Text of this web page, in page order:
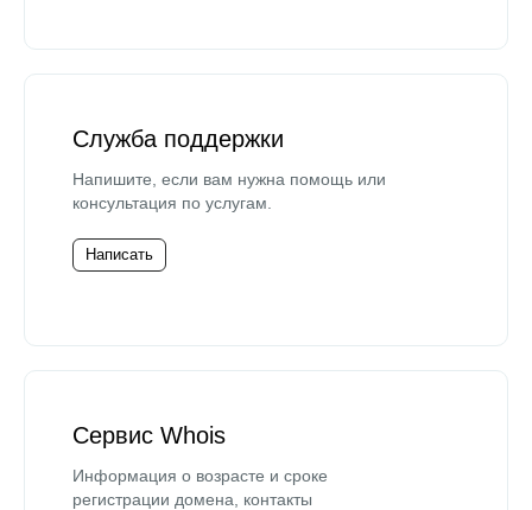
Служба поддержки
Напишите, если вам нужна помощь или
консультация по услугам.
Написать
Сервис Whois
Информация о возрасте и сроке
регистрации домена, контакты